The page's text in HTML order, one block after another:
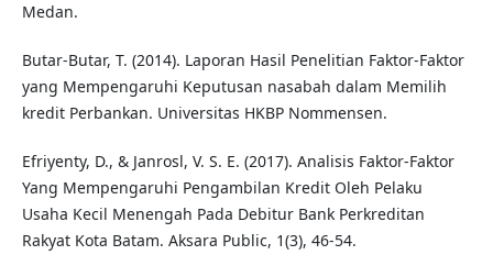
Medan.
Butar-Butar, T. (2014). Laporan Hasil Penelitian Faktor-Faktor
yang Mempengaruhi Keputusan nasabah dalam Memilih
kredit Perbankan. Universitas HKBP Nommensen.
Efriyenty, D., & Janrosl, V. S. E. (2017). Analisis Faktor-Faktor
Yang Mempengaruhi Pengambilan Kredit Oleh Pelaku
Usaha Kecil Menengah Pada Debitur Bank Perkreditan
Rakyat Kota Batam. Aksara Public, 1(3), 46-54.